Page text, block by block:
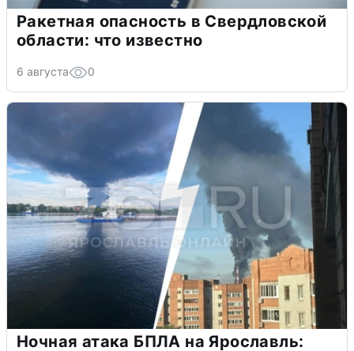
Ракетная опасность в Свердловской
области: что известно
6 августа 0
Ночная атака БПЛА на Ярославль: